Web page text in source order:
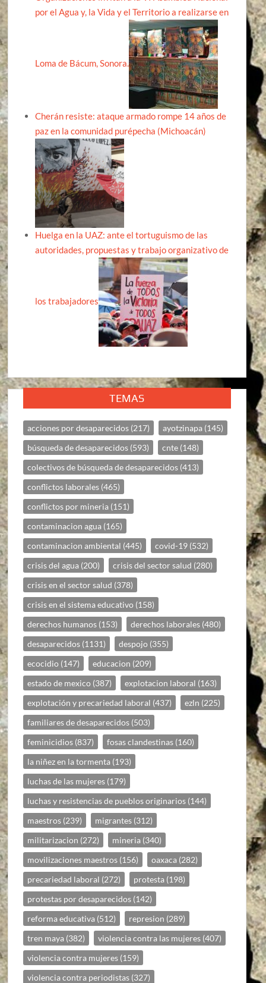
por el Agua y, la Vida y el Territorio a realizarse en
Loma de Bácum, Sonora.
Cherán resiste: ataque armado rompe 14 años de
paz en la comunidad purépecha (Michoacán)
Huelga en la UAZ: ante el tortuguismo de las
autoridades, propuestas y trabajo organizativo de
los trabajadores
TEMAS
acciones por desaparecidos (217) ayotzinapa (145)
búsqueda de desaparecidos (593) cnte (148)
colectivos de búsqueda de desaparecidos (413)
conflictos laborales (465)
conflictos por mineria (151)
contaminacion agua (165)
contaminacion ambiental (445) covid-19 (532)
crisis del agua (200) crisis del sector salud (280)
crisis en el sector salud (378)
crisis en el sistema educativo (158)
derechos humanos (153) derechos laborales (480)
desaparecidos (1131) despojo (355)
ecocidio (147) educacion (209)
estado de mexico (387) explotacion laboral (163)
explotación y precariedad laboral (437) ezln (225)
familiares de desaparecidos (503)
feminicidios (837) fosas clandestinas (160)
la niñez en la tormenta (193)
luchas de las mujeres (179)
luchas y resistencias de pueblos originarios (144)
maestros (239) migrantes (312)
militarizacion (272) mineria (340)
movilizaciones maestros (156) oaxaca (282)
precariedad laboral (272) protesta (198)
protestas por desaparecidos (142)
reforma educativa (512) represion (289)
tren maya (382) violencia contra las mujeres (407)
violencia contra mujeres (159)
violencia contra periodistas (327)